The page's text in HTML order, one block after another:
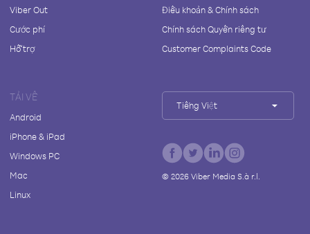
Viber Out
Cước phí
Hỗ trợ
Điều khoản & Chính sách
Chính sách Quyền riêng tư
Customer Complaints Code
TẢI VỀ
Android
iPhone & iPad
Windows PC
Mac
Linux
Tiếng Việt
© 2026Viber Media S.à r.l.